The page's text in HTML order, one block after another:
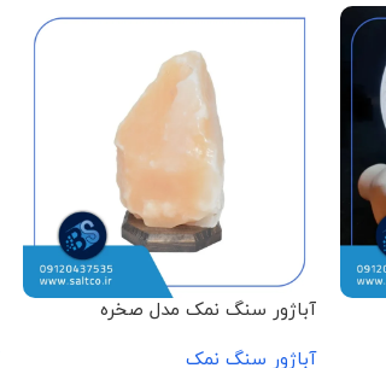
آباژور سنگ نمک مدل صخره
آباژور سنگ نمک